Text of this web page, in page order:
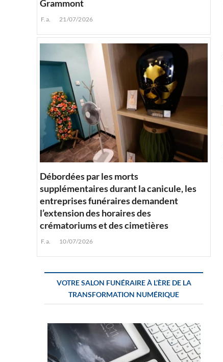
Grammont
F.a. 21/07/2026
Débordées par les morts
supplémentaires durant la canicule, les
entreprises funéraires demandent
l’extension des horaires des
crématoriums et des cimetières
F.a. 10/07/2026
VOTRE SALON FUNÉRAIRE À L’ÈRE DE LA
TRANSFORMATION NUMÉRIQUE